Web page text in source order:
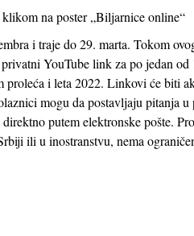
na poster „Biljarnice online“
i traje do 29. marta. Tokom
YouTube link za po jedan
proleća i leta 2022. Linkovi će biti
mogu da postavljaju pitanja
putem elektronske pošte.
ili u inostranstvu, nema